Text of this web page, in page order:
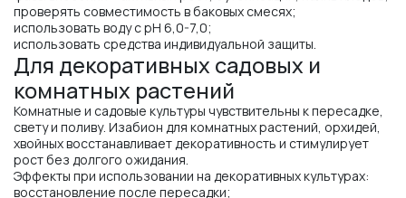
проверять совместимость в баковых смесях;
использовать воду с pH 6,0-7,0;
использовать средства индивидуальной защиты.
Для декоративных садовых и
комнатных растений
Комнатные и садовые культуры чувствительны к пересадке,
свету и поливу. Изабион для комнатных растений, орхидей,
хвойных восстанавливает декоративность и стимулирует
рост без долгого ожидания.
Эффекты при использовании на декоративных культурах:
восстановление после пересадки;